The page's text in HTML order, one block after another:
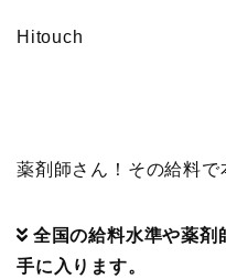
Hitouch
薬剤師さん！その給料で
全国の給料水準や薬剤
手に入ります。